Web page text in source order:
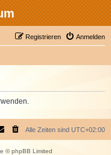
Anmelden
Registrieren
Alle Zeiten sind UTC+02:00
© phpBB Limited